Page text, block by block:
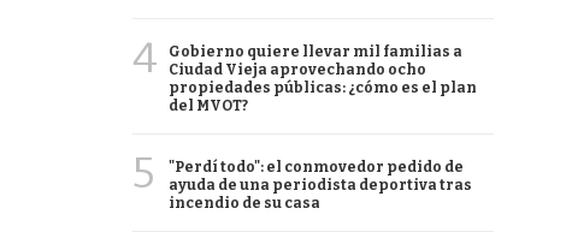
4
Gobierno quiere llevar mil familias a
Ciudad Vieja aprovechando ocho
propiedades públicas: ¿cómo es el plan
del MVOT?
5
"Perdí todo": el conmovedor pedido de
ayuda de una periodista deportiva tras
incendio de su casa